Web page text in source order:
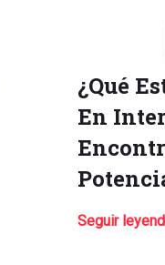
¿Qué
En
Seguir